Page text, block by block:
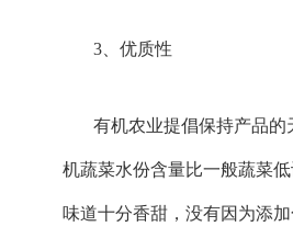
3、优质性
有机农业提倡保持产品的
机蔬菜水份含量比一般蔬菜
味道十分香甜，没有因为添